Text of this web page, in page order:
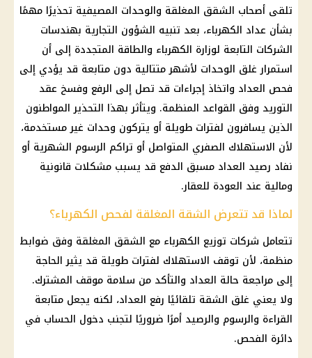
تلقى أصحاب الشقق المغلقة والوحدات المصيفية تحذيرًا مهمًا
بشأن عداد الكهرباء، بعد تنبيه الشؤون التجارية بهندسات
الشركات التابعة لوزارة الكهرباء والطاقة المتجددة إلى أن
استمرار غلق الوحدات لأشهر متتالية دون متابعة قد يؤدي إلى
فحص العداد واتخاذ إجراءات قد تصل إلى الرفع وفسخ عقد
التوريد وفق القواعد المنظمة. ويتأثر بهذا التحذير المواطنون
الذين يسافرون لفترات طويلة أو يتركون وحدات غير مستخدمة،
لأن الاستهلاك الصفري المتواصل أو تراكم الرسوم الشهرية أو
نفاد رصيد العداد مسبق الدفع قد يسبب مشكلات قانونية
ومالية عند العودة للعقار.
لماذا قد تتعرض الشقة المغلقة لفحص الكهرباء؟
تتعامل شركات توزيع الكهرباء مع الشقق المغلقة وفق ضوابط
منظمة، لأن توقف الاستهلاك لفترات طويلة قد يثير الحاجة
إلى مراجعة حالة العداد والتأكد من سلامة موقف المشترك.
ولا يعني غلق الشقة تلقائيًا رفع العداد، لكنه يجعل متابعة
القراءة والرسوم والرصيد أمرًا ضروريًا لتجنب دخول الحساب في
دائرة الفحص.